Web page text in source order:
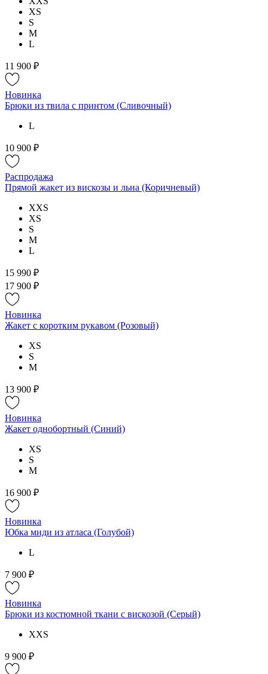
XS
S
M
L
11 900 ₽
Новинка
Брюки из твила с принтом (Сливочный)
L
10 900 ₽
Распродажа
Прямой жакет из вискозы и льна (Коричневый)
XXS
XS
S
M
L
15 990 ₽
17 900 ₽
Новинка
Жакет с коротким рукавом (Розовый)
XS
S
M
13 900 ₽
Новинка
Жакет однобортный (Синий)
XS
S
M
16 900 ₽
Новинка
Юбка миди из атласа (Голубой)
L
7 900 ₽
Новинка
Брюки из костюмной ткани с вискозой (Серый)
XXS
9 900 ₽